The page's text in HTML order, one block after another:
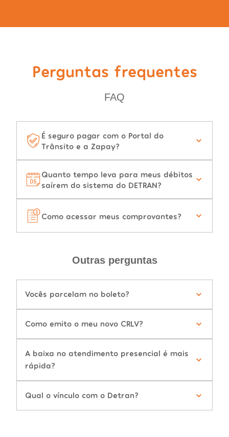
Perguntas frequentes
FAQ
É seguro pagar com o Portal do
Trânsito e a Zapay?
Quanto tempo leva para meus débitos
saírem do sistema do DETRAN?
Como acessar meus comprovantes?
Outras perguntas
Vocês parcelam no boleto?
Como emito o meu novo CRLV?
A baixa no atendimento presencial é mais
rápida?
Qual o vínculo com o Detran?